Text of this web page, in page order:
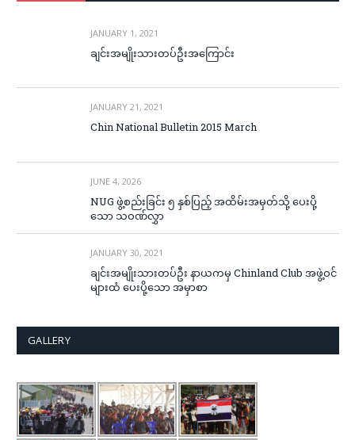
JANUARY 1, 2021
ချင်းအမျိုးသားတပ်ဦးအကြောင်း
JANUARY 21, 2021
Chin National Bulletin 2015 March
JUNE 4, 2026
NUG ဖွဲ့စည်းခြင်း ၅ နှစ်ပြည့် အထိမ်းအမှတ်သို့ ပေးပို့
သော သဝဏ်လွှာ
JANUARY 30, 2021
ချင်းအမျိုးသားတပ်ဦး နာယကမှ Chinland Club အဖွဲ့ဝင်
များထံ ပေးပို့သော အမှာစာ
GALLERY